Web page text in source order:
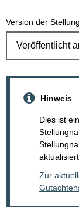
Version der
Hinweis
Dies ist
aktualisiert.
Zur